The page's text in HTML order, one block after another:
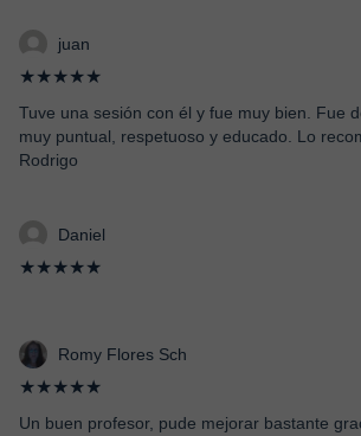
juan
★★★★★
Tuve una sesión con él y fue muy bien. Fue
muy puntual, respetuoso y educado. Lo
Rodrigo
Daniel
★★★★★
Romy Flores Sch
★★★★★
Un buen profesor, pude mejorar bastante